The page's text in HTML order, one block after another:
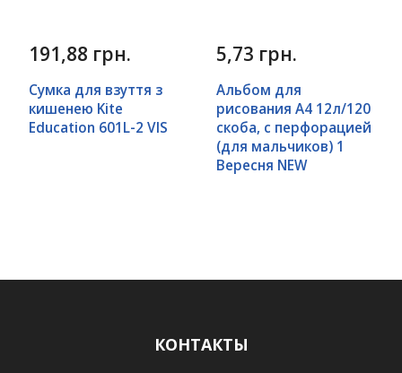
191,88 грн.
Сумка для взуття з
кишенею Kite
Education 601L-2 VIS
5,73 грн.
Альбом для
рисования А4 12л/120
скоба, с перфорацией
(для мальчиков) 1
Вересня NEW
КОНТАКТЫ